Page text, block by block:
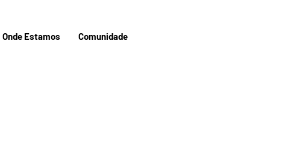
Onde Estamos Comunidade